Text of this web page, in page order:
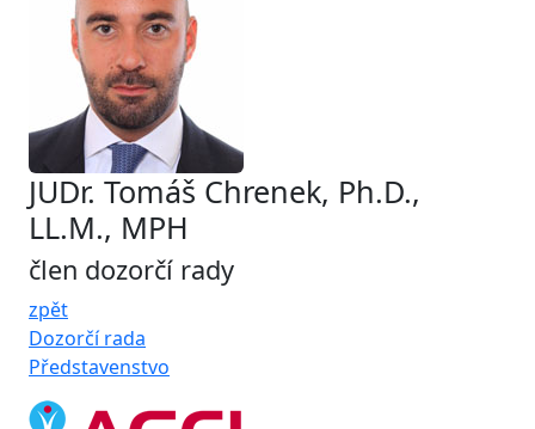
JUDr. Tomáš Chrenek, Ph.D.,
LL.M., MPH
člen dozorčí rady
zpět
Dozorčí rada
Představenstvo